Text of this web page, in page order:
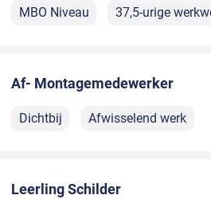
MBO Niveau 37,5-urige
Af- Montagemedewerker
Dichtbij Afwisselend werk
Leerling Schilder